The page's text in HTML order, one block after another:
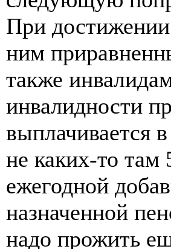
При
ним
также
инвалидности
выплачивается
не каких-то там
ежегодной
назначенной
надо прожить